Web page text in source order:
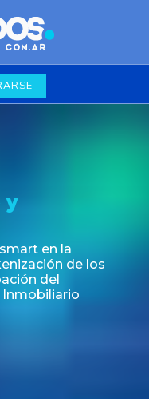
de rúbrica de los
de Buenos Aires